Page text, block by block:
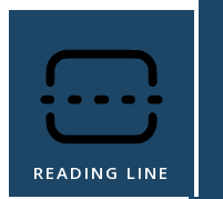
READING LINE